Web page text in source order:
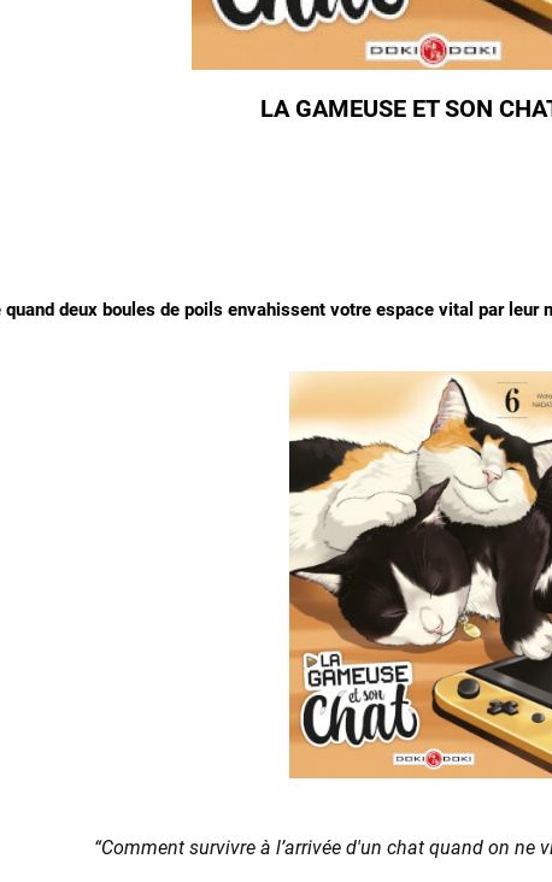
LA GAMEUSE ET SON
deux boules de poils envahissent votre espace vital par leur
“Comment survivre à l’arrivée d'un chat quand on ne